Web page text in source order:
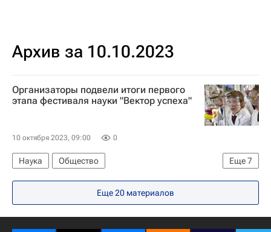
Архив за 10.10.2023
Организаторы подвели итоги первого
этапа фестиваля науки "Вектор успеха"
10 октября 2023, 09:00 0
Еще7
Наука
Общество
Национальный исследовательский ядерный университет "МИФИ"
Навигатор абитуриента
Россия
Владимир Шевченко
Борис Коробец
Еще 20 материалов